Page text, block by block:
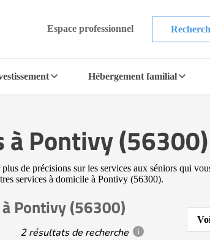
Espace professionnel
Hébergement familial
à Pontivy (56300)
de précisions sur les services aux séniors qui
services à domicile à Pontivy (56300).
Pontivy (56300)
2 résultats de recherche